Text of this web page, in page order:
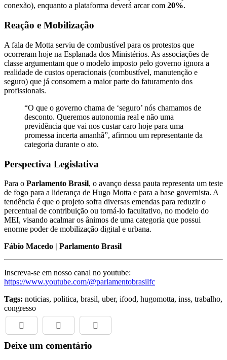
conexão), enquanto a plataforma deverá arcar com 20%.
Reação e Mobilização
A fala de Motta serviu de combustível para os protestos que
ocorreram hoje na Esplanada dos Ministérios. As associações de
classe argumentam que o modelo imposto pelo governo ignora a
realidade de custos operacionais (combustível, manutenção e
seguro) que já consomem a maior parte do faturamento dos
profissionais.
“O que o governo chama de ‘seguro’ nós chamamos de
desconto. Queremos autonomia real e não uma
previdência que vai nos custar caro hoje para uma
promessa incerta amanhã”, afirmou um representante da
categoria durante o ato.
Perspectiva Legislativa
Para o Parlamento Brasil, o avanço dessa pauta representa um teste
de fogo para a liderança de Hugo Motta e para a base governista. A
tendência é que o projeto sofra diversas emendas para reduzir o
percentual de contribuição ou torná-lo facultativo, no modelo do
MEI, visando acalmar os ânimos de uma categoria que possui
enorme poder de mobilização digital e urbana.
Fábio Macedo | Parlamento Brasil
Inscreva-se em nosso canal no youtube:
https://www.youtube.com/@parlamentobrasilfc
Tags: noticias, politica, brasil, uber, ifood, hugomotta, inss, trabalho,
congresso
Deixe um comentário